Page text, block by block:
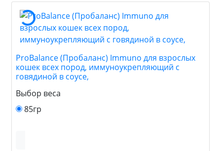
ProBalance (Пробаланс) Immuno для взрослых
кошек всех пород, иммуноукрепляющий с
говядиной в соусе,
Выбор веса
85гр